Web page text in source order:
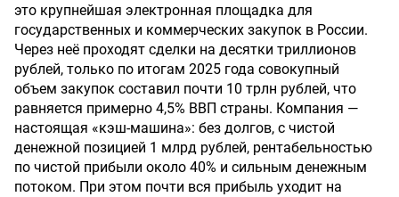
это крупнейшая электронная площадка для
государственных и коммерческих закупок в России.
Через неё проходят сделки на десятки триллионов
рублей, только по итогам 2025 года совокупный
объем закупок составил почти 10 трлн рублей, что
равняется примерно 4,5% ВВП страны. Компания —
настоящая «кэш-машина»: без долгов, с чистой
денежной позицией 1 млрд рублей, рентабельностью
по чистой прибыли около 40% и сильным денежным
потоком. При этом почти вся прибыль уходит на